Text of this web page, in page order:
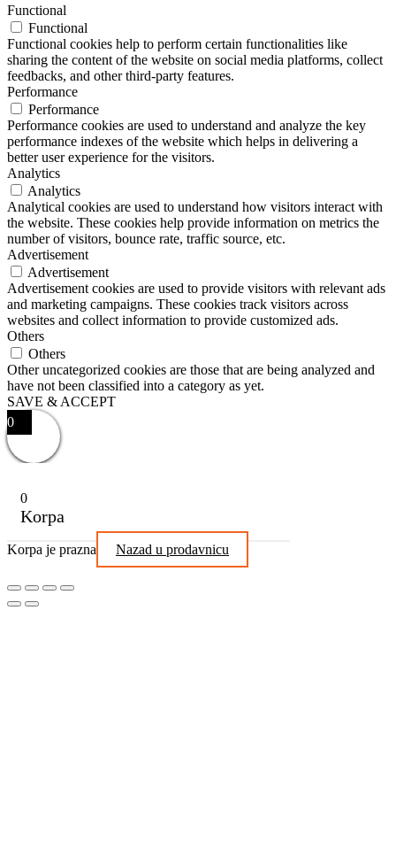
Functional
Functional
Functional cookies help to perform certain functionalities like
sharing the content of the website on social media platforms, collect
feedbacks, and other third-party features.
Performance
Performance
Performance cookies are used to understand and analyze the key
performance indexes of the website which helps in delivering a
better user experience for the visitors.
Analytics
Analytics
Analytical cookies are used to understand how visitors interact with
the website. These cookies help provide information on metrics the
number of visitors, bounce rate, traffic source, etc.
Advertisement
Advertisement
Advertisement cookies are used to provide visitors with relevant ads
and marketing campaigns. These cookies track visitors across
websites and collect information to provide customized ads.
Others
Others
Other uncategorized cookies are those that are being analyzed and
have not been classified into a category as yet.
SAVE & ACCEPT
0
0
Korpa
Korpa je prazna Nazad u prodavnicu